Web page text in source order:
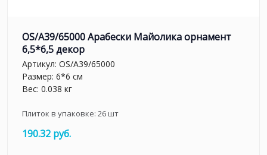
OS/A39/65000 Арабески Майолика орнамент
6,5*6,5 декор
Артикул: OS/A39/65000
Размер: 6*6 см
Вес: 0.038 кг
Плиток в упаковке: 26шт
190.32 руб.